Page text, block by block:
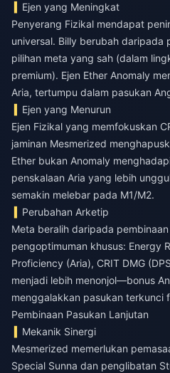
Ejen yang Meningkat
Penyerang Fizikal mendapat
universal. Billy berubah daripada
pilihan meta yang sah (dalam
premium). Ejen Ether Anomaly
Aria, tertumpu dalam pasukan
Ejen yang Menurun
Ejen Fizikal yang memfokuskan
jaminan Mesmerized
Ether bukan Anomaly
penskalaan Aria yang lebih
semakin melebar pada M1/M2.
Perubahan Arketip
Meta beralih daripada
pengoptimuman khusus: Energy
Proficiency (Aria), CRIT DMG
menjadi lebih menonjol—bonus
menggalakkan pasukan terkunci
Pembinaan Pasukan Lanjutan
Mekanik Sinergi
Mesmerized memerlukan
Special Sunna dan penglibatan